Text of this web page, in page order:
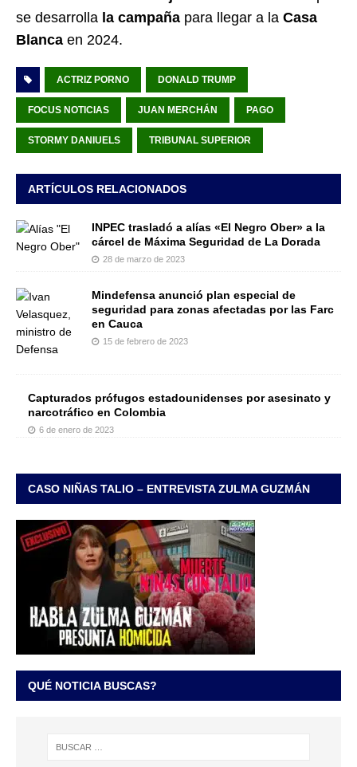
se desarrolla la campaña para llegar a la Casa
Blanca en 2024.
ACTRIZ PORNO DONALD TRUMP
FOCUS NOTICIAS JUAN MERCHÁN PAGO
STORMY DANIUELS TRIBUNAL SUPERIOR
ARTÍCULOS RELACIONADOS
INPEC trasladó a alías «El Negro Ober» a la
cárcel de Máxima Seguridad de La Dorada
28 de marzo de 2023
Mindefensa anunció plan especial de
seguridad para zonas afectadas por las Farc
en Cauca
15 de febrero de 2023
Capturados prófugos estadounidenses por asesinato y
narcotráfico en Colombia
6 de enero de 2023
CASO NIÑAS TALIO – ENTREVISTA ZULMA GUZMÁN
QUÉ NOTICIA BUSCAS?